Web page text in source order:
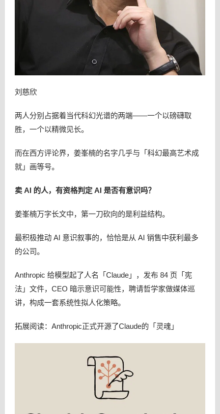
刘慈欣
两人分别占据着当代科幻光谱的两端——一个以磅礴取
胜，一个以精微见长。
而在西方评论界，姜峯楠的名字几乎与「科幻最高艺术成
就」画等号。
卖 AI 的人，有资格判定 AI 是否有意识吗？
姜峯楠万字长文中，第一刀砍向的是利益结构。
最积极推动 AI 意识叙事的，恰恰是从 AI 销售中获利最多
的公司。
Anthropic 给模型起了人名「Claude」，发布 84 页「宪
法」文件，CEO 暗示意识可能性，聘请哲学家做媒体巡
讲，构成一套系统性拟人化策略。
拓展阅读：Anthropic正式开源了Claude的「灵魂」